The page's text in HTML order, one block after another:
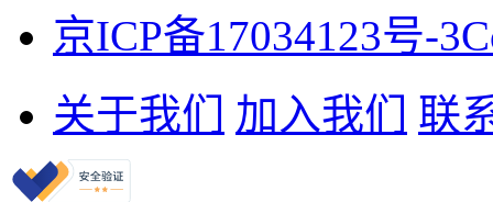
京ICP备17034123号-3
关于我们
加入我们 联